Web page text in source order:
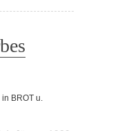
in BROT u.